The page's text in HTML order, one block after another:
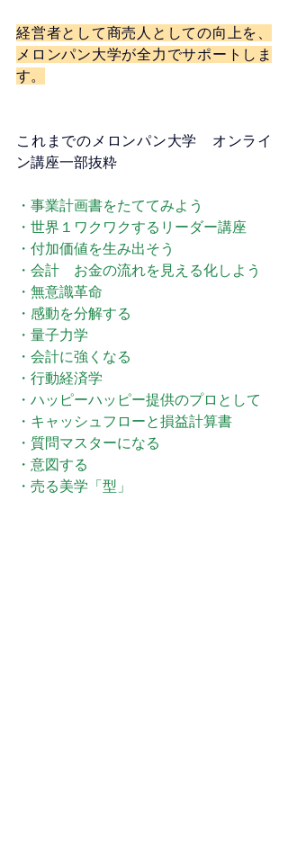
経営者として商売人としての向上を、
メロンパン大学が全力でサポートしま
す。
これまでのメロンパン大学　オンライ
ン講座一部抜粋
・事業計画書をたててみよう
・世界１ワクワクするリーダー講座
・付加価値を生み出そう
・会計　お金の流れを見える化しよう
・無意識革命
・感動を分解する
・量子力学
・会計に強くなる
・行動経済学
・ハッピーハッピー提供のプロとして
・キャッシュフローと損益計算書
・質問マスターになる
・意図する
・売る美学「型」